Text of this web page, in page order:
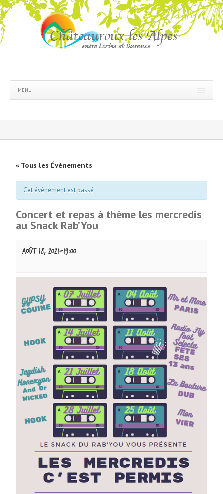
MENU
« Tous les Évènements
Cet évènement est passé
Concert et repas à thème les mercredis
au Snack Rab’You
août 18, 2021-19:00